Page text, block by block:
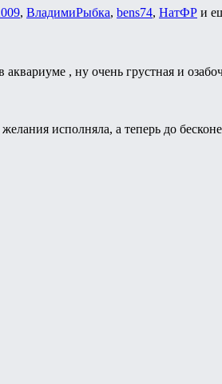
, ВладимиРыбка, bens74, НатФР и
, ну очень грустная и
исполняла, а теперь до